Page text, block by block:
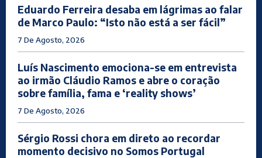
Eduardo Ferreira desaba em lágrimas ao falar
de Marco Paulo: “Isto não está a ser fácil”
7 De Agosto, 2026
Luís Nascimento emociona-se em entrevista
ao irmão Cláudio Ramos e abre o coração
sobre família, fama e ‘reality shows’
7 De Agosto, 2026
Sérgio Rossi chora em direto ao recordar
momento decisivo no Somos Portugal